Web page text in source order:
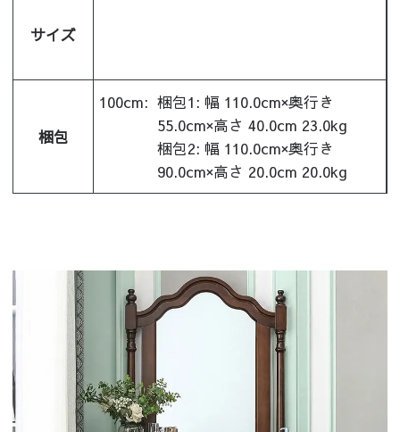
サイズ
梱包
100cm: 梱包1: 幅 110.0cm×奥行き
55.0cm×高さ 40.0cm 23.0kg
梱包2: 幅 110.0cm×奥行き
90.0cm×高さ 20.0cm 20.0kg